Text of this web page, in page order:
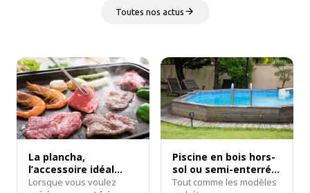
Toutes nos actus
La plancha,
l’accessoire idéal
pour vos meubles de
Lorsque vous voulez
Piscine en bois hors-
sol ou semi-enterrée
: quelle installation
Tout comme les modèles